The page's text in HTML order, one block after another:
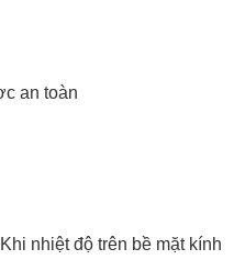
an toàn
nhiệt độ trên bề mặt kính